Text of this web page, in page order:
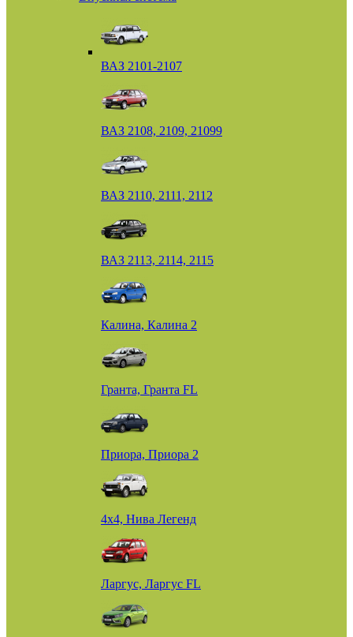
ВАЗ 2101-2107
ВАЗ 2108, 2109, 21099
ВАЗ 2110, 2111, 2112
ВАЗ 2113, 2114, 2115
Калина, Калина 2
Гранта, Гранта FL
Приора, Приора 2
4х4, Нива Легенд
Ларгус, Ларгус FL